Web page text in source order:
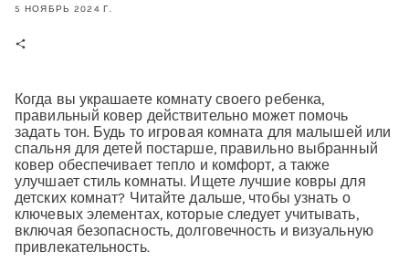
5 НОЯБРЬ 2024 Г.
Делиться
Когда вы украшаете комнату своего ребенка,
правильный ковер действительно может помочь
задать тон. Будь то игровая комната для малышей или
спальня для детей постарше, правильно выбранный
ковер обеспечивает тепло и комфорт, а также
улучшает стиль комнаты. Ищете лучшие ковры для
детских комнат? Читайте дальше, чтобы узнать о
ключевых элементах, которые следует учитывать,
включая безопасность, долговечность и визуальную
привлекательность.